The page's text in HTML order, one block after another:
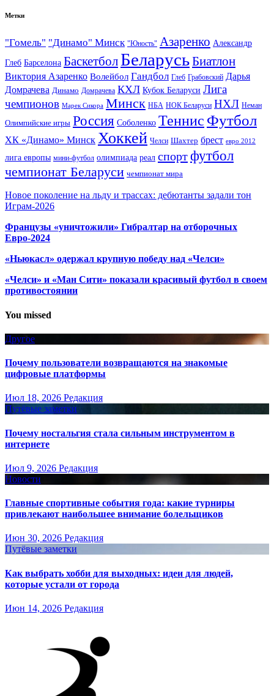
Метки
"Гомель" "Динамо" Минск "Юность" Азаренко Александр
Глеб Барселона Баскетбол БеларусьБиатлон
Виктория Азаренко Волейбол Гандбол Глеб Грабовский Дарья
Домрачева Динамо Домрачева КХЛ Кубок Беларуси Лига
чемпионов Марек Сикора Минск НБА НОК Беларуси НХЛ Неман
Олимпийские игры Россия Соболенко Теннис Футбол
ХК «Динамо» Минск Хоккей Челси Шахтер брест евро 2012
лига европы мини-футбол олимпиада реал спортфутбол
чемпионат Беларуси чемпионат мира
Новое поколение на льду и трассах: дебютанты задали тон
Играм-2026
Французы «уничтожили» Гибралтар на отборочных
Евро-2024
«Ньюкасл» одержал крупную победу над «Челси»
«Челси» и «Ман Сити» показали красивый футбол в своем
противостоянии
You missed
Другое
Почему пользователи возвращаются на знакомые
цифровые платформы
Июл 18, 2026 Редакция
Путёвые заметки
Почему ностальгия стала сильным инструментом в
интернете
Июл 9, 2026 Редакция
Новости
Главные спортивные события года: какие турниры
привлекают наибольшее внимание болельщиков
Июн 30, 2026 Редакция
Путёвые заметки
Как выбрать хобби для выходных: идеи для людей,
которые устали от города
Июн 14, 2026 Редакция